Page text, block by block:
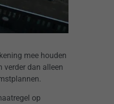
mee houden
verder dan alleen
op